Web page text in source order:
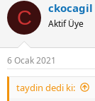
u
b
a
ş
l
a
a
m
t
r
i
C ckocagil
Aktif Üye
6 Ocak 2021
taydin dedi ki: